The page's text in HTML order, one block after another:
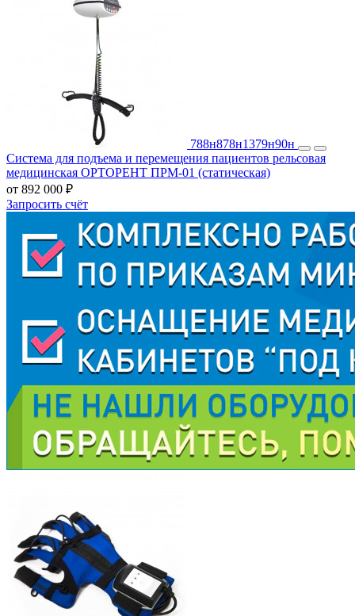
788н878н1379н90н
Система для подъема и перемещения пациентов рельсовая
медицинская ОРТОРЕНТ ПРМ-01 (статическая)
от 892 000 ₽
Запросить счёт